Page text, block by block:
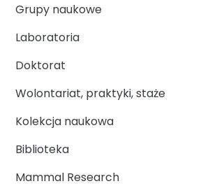
Grupy naukowe
Laboratoria
Doktorat
Wolontariat, praktyki, staże
Kolekcja naukowa
Biblioteka
Mammal Research